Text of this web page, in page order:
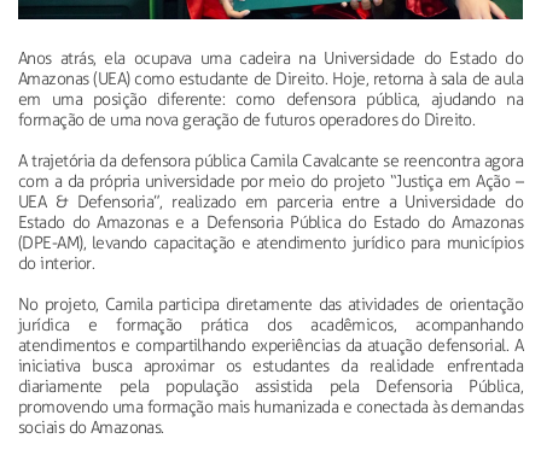
Anos atrás, ela ocupava uma cadeira na Universidade do Estado do
Amazonas (UEA) como estudante de Direito. Hoje, retorna à sala de aula
em uma posição diferente: como defensora pública, ajudando na
formação de uma nova geração de futuros operadores do Direito.
A trajetória da defensora pública Camila Cavalcante se reencontra agora
com a da própria universidade por meio do projeto “Justiça em Ação –
UEA & Defensoria”, realizado em parceria entre a Universidade do
Estado do Amazonas e a Defensoria Pública do Estado do Amazonas
(DPE-AM), levando capacitação e atendimento jurídico para municípios
do interior.
No projeto, Camila participa diretamente das atividades de orientação
jurídica e formação prática dos acadêmicos, acompanhando
atendimentos e compartilhando experiências da atuação defensorial. A
iniciativa busca aproximar os estudantes da realidade enfrentada
diariamente pela população assistida pela Defensoria Pública,
promovendo uma formação mais humanizada e conectada às demandas
sociais do Amazonas.